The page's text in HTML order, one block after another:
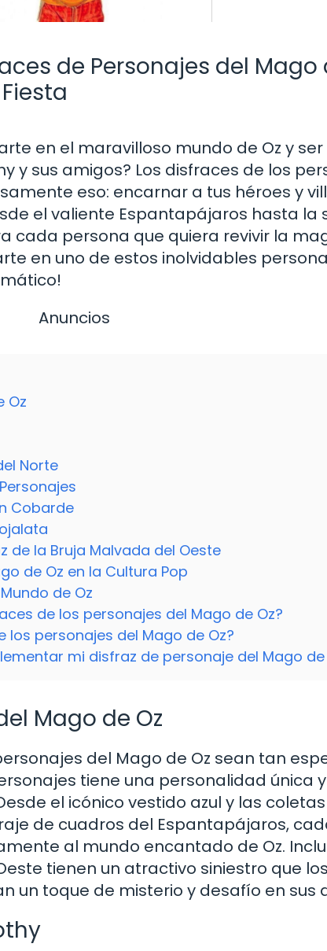
de Personajes del Mago
en el maravilloso mundo de Oz y
y sus amigos? Los disfraces de los
eso: encarnar a tus héroes y
el valiente Espantapájaros hasta la
cada persona que quiera revivir la
en uno de estos inolvidables
Anuncios
Oz
Norte
Cobarde
de la Bruja Malvada del Oeste
de Oz en la Cultura Pop
de Oz
de los personajes del Mago de Oz?
personajes del Mago de Oz?
mi disfraz de personaje del Mago de
Mago de Oz
del Mago de Oz sean tan
tiene una personalidad única
el icónico vestido azul y las
de cuadros del Espantapájaros,
al mundo encantado de Oz.
tienen un atractivo siniestro que
un toque de misterio y desafío en sus